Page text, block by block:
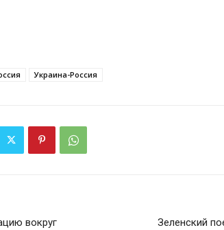
Украина-Россия
вокруг
Зеленский